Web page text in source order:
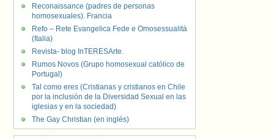
Reconaissance (padres de personas
homosexuales). Francia
Refo – Rete Evangelica Fede e Omosessualità
(Italia)
Revista- blog InTERESArte.
Rumos Novos (Grupo homosexual católico de
Portugal)
Tal como eres (Cristianas y cristianos en Chile
por la inclusión de la Diversidad Sexual en las
iglesias y en la sociedad)
The Gay Christian (en inglés)